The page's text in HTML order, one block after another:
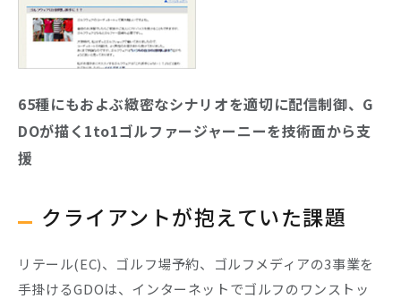
Company
Recruit
65種にもおよぶ緻密なシナリオを適切に配信制御、G
DOが描く1to1ゴルファージャーニーを技術面から支
援
クライアントが抱えていた課題
リテール(EC)、ゴルフ場予約、ゴルフメディアの3事業を
手掛けるGDOは、インターネットでゴルフのワンストッ